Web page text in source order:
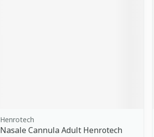
Henrotech
Nasale Cannula Adult Henrotech